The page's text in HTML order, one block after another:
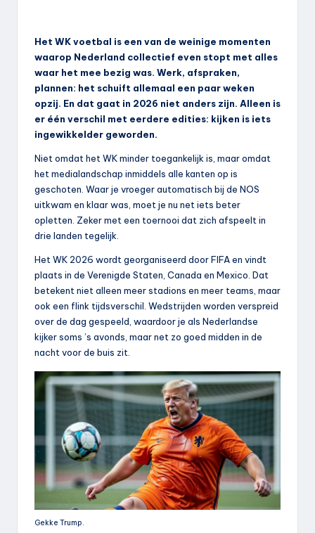
Het WK voetbal is een van de weinige momenten
waarop Nederland collectief even stopt met alles
waar het mee bezig was. Werk, afspraken,
plannen: het schuift allemaal een paar weken
opzij. En dat gaat in 2026 niet anders zijn. Alleen is
er één verschil met eerdere edities: kijken is iets
ingewikkelder geworden.
Niet omdat het WK minder toegankelijk is, maar omdat
het medialandschap inmiddels alle kanten op is
geschoten. Waar je vroeger automatisch bij de NOS
uitkwam en klaar was, moet je nu net iets beter
opletten. Zeker met een toernooi dat zich afspeelt in
drie landen tegelijk.
Het WK 2026 wordt georganiseerd door FIFA en vindt
plaats in de Verenigde Staten, Canada en Mexico. Dat
betekent niet alleen meer stadions en meer teams, maar
ook een flink tijdsverschil. Wedstrijden worden verspreid
over de dag gespeeld, waardoor je als Nederlandse
kijker soms ’s avonds, maar net zo goed midden in de
nacht voor de buis zit.
Gekke Trump.